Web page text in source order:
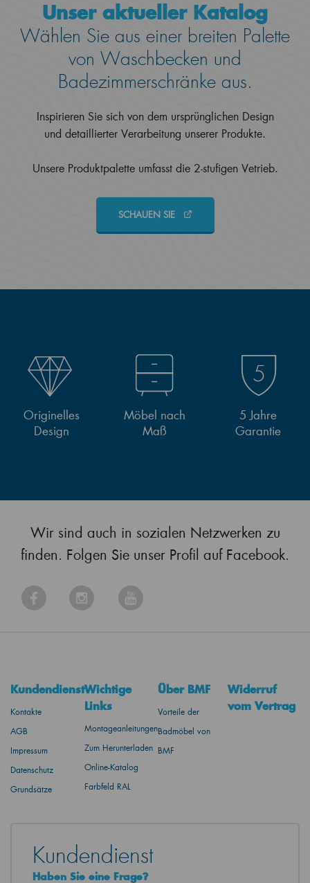
Unser aktueller Katalog
Wählen Sie aus einer breiten Palette
von Waschbecken und
Badezimmerschränke aus.
Inspirieren Sie sich von dem ursprünglichen Design
und detaillierter Verarbeitung unserer Produkte.
Unsere Produktpalette umfasst die 2-stufigen Vetrieb.
SCHAUEN SIE
Originelles
Design
Möbel nach
Maß
5 Jahre
Garantie
Wir sind auch in sozialen Netzwerken zu
finden. Folgen Sie unser Profil auf Facebook.
Kundendienst
Kontakte
AGB
Impressum
Datenschutz
Grundsätze
Wichtige
Links
Montageanleitungen
Zum Herunterladen
Online-Katalog
Farbfeld RAL
Über BMF
Vorteile der
Badmöbel von
BMF
Widerruf
vom Vertrag
Kundendienst
Haben Sie eine Frage?